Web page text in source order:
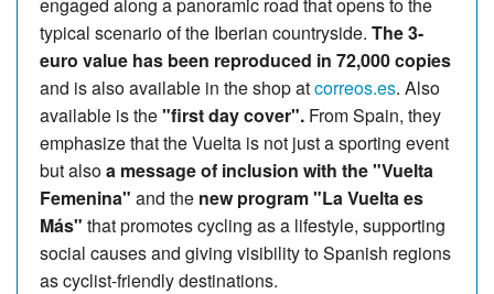
typical scenario of the Iberian countryside. The 3-
euro value has been reproduced in 72,000 copies
and is also available in the shop atcorreos.es. Also
available is the"first day cover". From Spain, they
emphasize that the Vuelta is not just a sporting event
but alsoa message of inclusion with the "Vuelta
Femenina" and the new program "La Vuelta es
Más" that promotes cycling as a lifestyle, supporting
social causes and giving visibility to Spanish regions
as cyclist-friendly destinations.